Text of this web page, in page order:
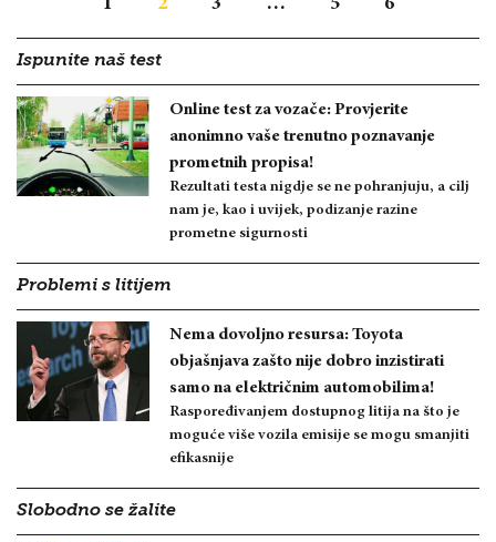
Ispunite naš test
Online test za vozače: Provjerite
anonimno vaše trenutno poznavanje
prometnih propisa!
Rezultati testa nigdje se ne pohranjuju, a cilj
nam je, kao i uvijek, podizanje razine
prometne sigurnosti
Problemi s litijem
Nema dovoljno resursa: Toyota
objašnjava zašto nije dobro inzistirati
samo na električnim automobilima!
Raspoređivanjem dostupnog litija na što je
moguće više vozila emisije se mogu smanjiti
efikasnije
Slobodno se žalite